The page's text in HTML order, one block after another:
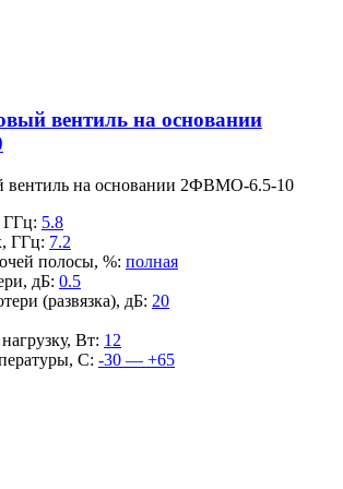
вентиль на основании
вентиль на основании 2ФВМO-6.5-10
ГГц: 5.8
ГГц: 7.2
полосы, %: полная
дБ: 0.5
(развязка), дБ: 20
Вт: 12
С: -30 — +65